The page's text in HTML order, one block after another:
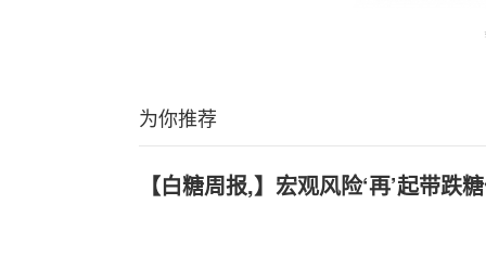
为你推荐
【白糖周报,】宏观风险‘再’起带跌